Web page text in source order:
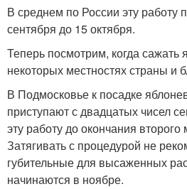
В среднем по России эту работу
сентября до 15 октября.
Теперь посмотрим, когда сажать
некоторых местностях страны и
В Подмосковье к посадке
приступают с двадцатых чисел
эту работу до окончания
Затягивать с процедурой не
губительные для высаженных
начинаются в ноябре.